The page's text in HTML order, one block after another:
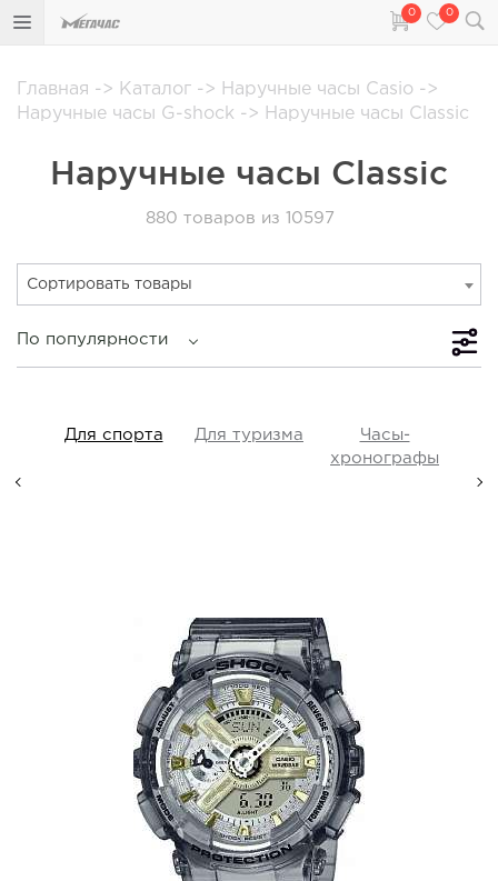
0 0
Главная -> Каталог -> Наручные часы Casio ->
Наручные часы G-shock -> Наручные часы Classic
Наручные часы Classic
880 товаров из 10597
Сортировать товары
По популярности
Для спорта Для туризма
Часы-
хронографы
G-shock
GMA-S110GS-8A
i